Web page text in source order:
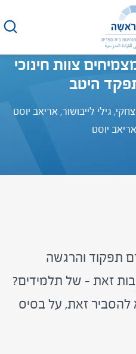
צוות חינוכי
היטב
גילי לייבושור, אריאב יוסט
יוסט
תפקוד והרגשה
זאת – של תלמידים?
זאת, על בסיס